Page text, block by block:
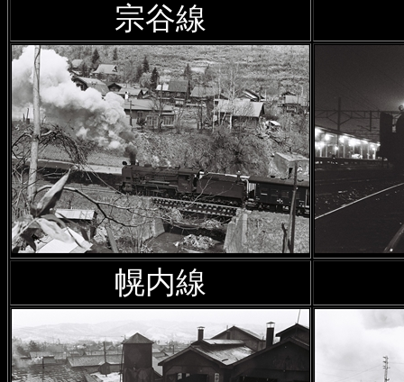
2025年6月6日
（1974年）」を追加
2025年5月15日幻の鉄道・
かった鉄路；第4章を公開
2025年3月1日沿線風景 石北
ス」の釧路鉄道関連展示ほか
2025年2月1日古き5万分の1
（1970年発行）
2025年1月15日「北海道概
奥名寄森林鉄道の末端につい
宗谷線
幌内線